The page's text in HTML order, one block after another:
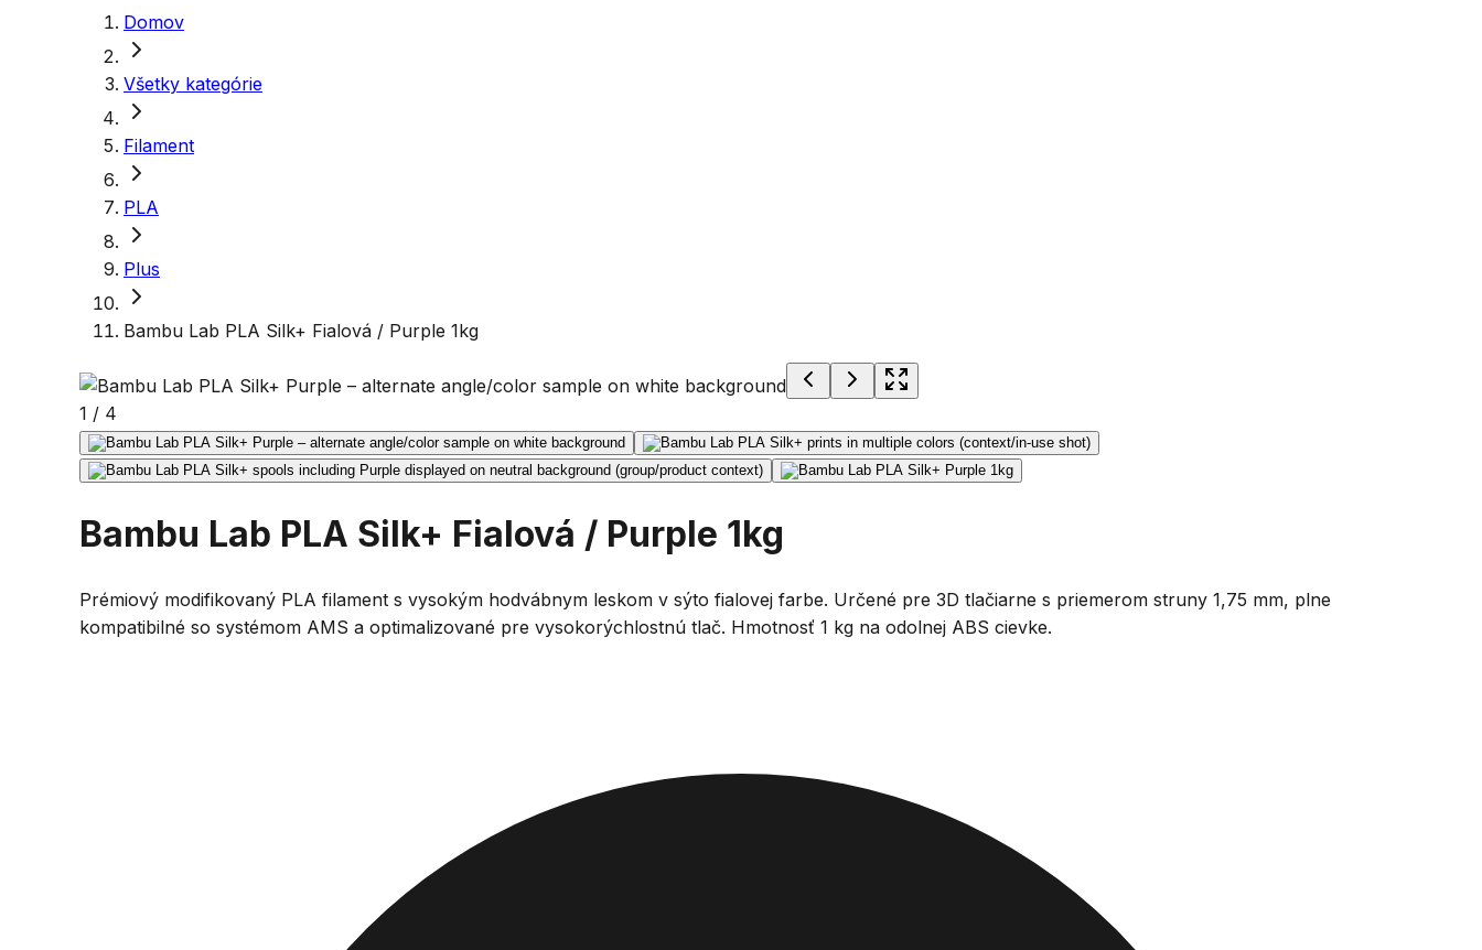
Domov
Všetky kategórie
Filament
PLA
Plus
Bambu Lab PLA Silk+ Fialová / Purple 1kg
1 / 4
Bambu Lab PLA Silk+ Fialová / Purple 1kg
Prémiový modifikovaný PLA filament s vysokým hodvábnym leskom v sýto fialovej farbe. Určené pre 3D tlačiarne s priemerom struny 1,75 mm, plne
kompatibilné so systémom AMS a optimalizované pre vysokorýchlostnú tlač. Hmotnosť 1 kg na odolnej ABS cievke.